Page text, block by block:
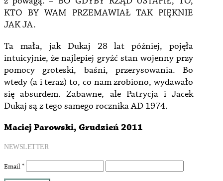
KTO BY WAM PRZEMAWIAŁ TAK PIĘKNIE
JAK JA.
Ta mała, jak Dukaj 28 lat później, pojęła
intuicyjnie, że najlepiej gryźć stan wojenny przy
pomocy groteski, baśni, przerysowania. Bo
wtedy (a i teraz) to, co nam zrobiono, wydawało
się absurdem. Zabawne, ale Patrycja i Jacek
Dukaj są z tego samego rocznika AD 1974.
Maciej Parowski, Grudzień 2011
NEWSLETTER
Email*